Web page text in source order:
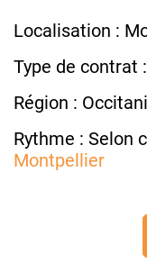
Localisation :
Type de contrat
Région :
Rythme : Selon
Montpellier